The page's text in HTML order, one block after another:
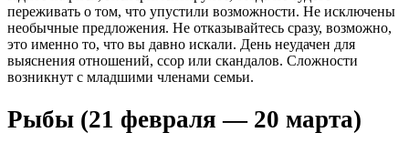
переживать о том, что упустили возможности. Не исключены
необычные предложения. Не отказывайтесь сразу, возможно,
это именно то, что вы давно искали. День неудачен для
выяснения отношений, ссор или скандалов. Сложности
возникнут с младшими членами семьи.
Рыбы (21 февраля — 20 марта)